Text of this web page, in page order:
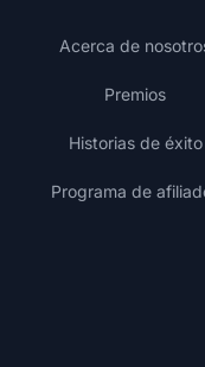
Acerca de
Premios
Historias de éxito
Programa de